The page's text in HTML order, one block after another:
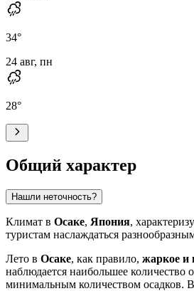
34°
24 авг, пн
28°
Общий характер
Нашли неточность?
Климат в Осаке, Япония,
туристам наслаждаться
Лето в Осаке, как правило, жаркое и
наблюдается наибольшее
минимальным количеством осадков.